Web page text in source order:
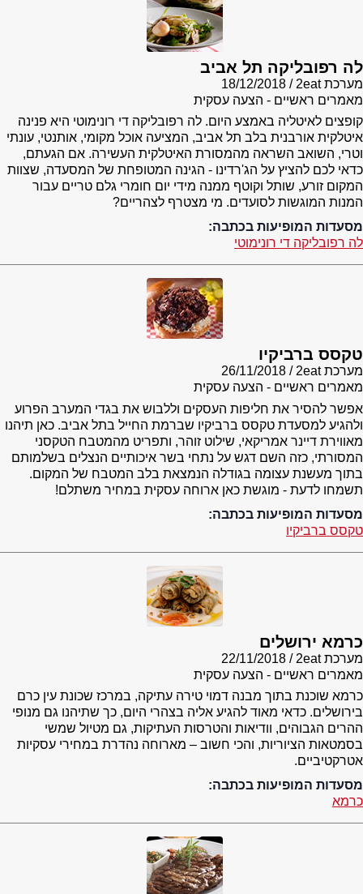
לה רפובליקה תל אביב
מערכת 2eat
18/12/2018
מאמרים ראשיים - הצעה עסקית
קופצים לאיטליה באמצע היום. לה רפובליקה די רונימוטי היא פנינה
איטלקית אורבנית בלב תל אביב, המציעה אוכל מקומי, אותנטי, עונתי
וטרי, השואב השראה מהמסורת האיטלקית העשירה. אם הגעתם,
כדאי לכם להציץ על הג'רדינו - הגינה המטופחת של המסעדה, שצוות
המקום זורע, שותל וקוטף ממנה מידי יום חומרי גלם טריים עבור
המנות המוגשות לסועדים. מי מצטרף לצהריים?
מסעדות המופיעות בכתבה:
לה רפובליקה די רונימוטי
טקסס ברביקיו
מערכת 2eat
26/11/2018
מאמרים ראשיים - הצעה עסקית
אפשר להסיר את חליפות העסקים וללבוש את בגדי המערב הפרוע
ולהגיע למסעדת טקסס ברביקיו שברמת החייל בתל אביב. כאן תיהנו
מאווירת דיינר אמריקאי, שילוט זוהר, ותפריט מהמטבח הטקסני
המסורתי, כזה השם דגש על נתחי בשר איכותיים הנצלים בשלמותם
בתוך מעשנת עצומה בגודלה הנמצאת בלב המטבח של המקום.
תשמחו לדעת - מוגשת כאן ארוחה עסקית במחיר משתלם!
מסעדות המופיעות בכתבה:
טקסס ברביקיו
כרמא ירושלים
מערכת 2eat
22/11/2018
מאמרים ראשיים - הצעה עסקית
כרמא שוכנת בתוך מבנה דמוי טירה עתיקה, במרכז שכונת עין כרם
בירושלים. כדאי מאוד להגיע אליה בצהרי היום, כך שתיהנו גם מנופי
ההרים הגבוהים, וודיאות והטרסות העתיקות, גם מטיול שמשי
בסמטאות הציוריות, והכי חשוב – מארוחה נהדרת במחירי עסקיות
אטרקטיביים.
מסעדות המופיעות בכתבה:
כרמא